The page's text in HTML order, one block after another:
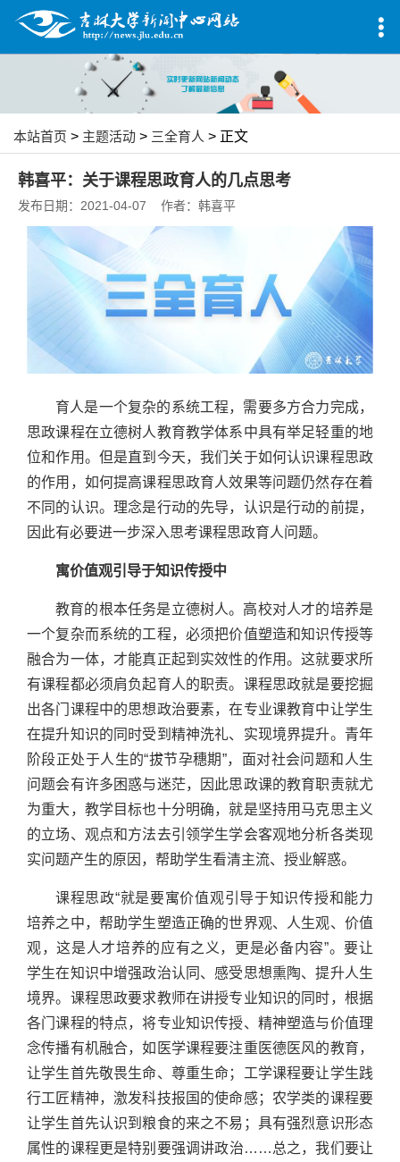
本站首页 > 主题活动 > 三全育人 > 正文
韩喜平：关于课程思政育人的几点思考
发布日期：2021-04-07 作者：韩喜平
育人是一个复杂的系统工程，需要多方合力完成，
思政课程在立德树人教育教学体系中具有举足轻重的地
位和作用。但是直到今天，我们关于如何认识课程思政
的作用，如何提高课程思政育人效果等问题仍然存在着
不同的认识。理念是行动的先导，认识是行动的前提，
因此有必要进一步深入思考课程思政育人问题。
寓价值观引导于知识传授中
教育的根本任务是立德树人。高校对人才的培养是
一个复杂而系统的工程，必须把价值塑造和知识传授等
融合为一体，才能真正起到实效性的作用。这就要求所
有课程都必须肩负起育人的职责。课程思政就是要挖掘
出各门课程中的思想政治要素，在专业课教育中让学生
在提升知识的同时受到精神洗礼、实现境界提升。青年
阶段正处于人生的“拔节孕穗期”，面对社会问题和人生
问题会有许多困惑与迷茫，因此思政课的教育职责就尤
为重大，教学目标也十分明确，就是坚持用马克思主义
的立场、观点和方法去引领学生学会客观地分析各类现
实问题产生的原因，帮助学生看清主流、授业解惑。
课程思政“就是要寓价值观引导于知识传授和能力
培养之中，帮助学生塑造正确的世界观、人生观、价值
观，这是人才培养的应有之义，更是必备内容”。要让
学生在知识中增强政治认同、感受思想熏陶、提升人生
境界。课程思政要求教师在讲授专业知识的同时，根据
各门课程的特点，将专业知识传授、精神塑造与价值理
念传播有机融合，如医学课程要注重医德医风的教育，
让学生首先敬畏生命、尊重生命；工学课程要让学生践
行工匠精神，激发科技报国的使命感；农学类的课程要
让学生首先认识到粮食的来之不易；具有强烈意识形态
属性的课程更是特别要强调讲政治……总之，我们要让